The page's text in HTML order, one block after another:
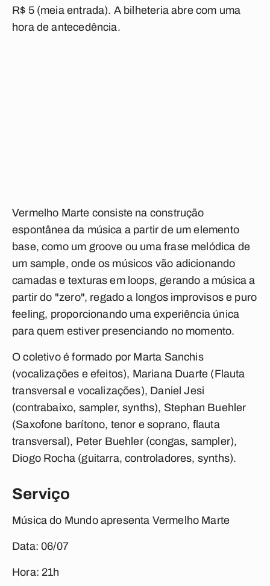
R$ 5 (meia entrada). A bilheteria abre com uma
hora de antecedência.
Vermelho Marte consiste na construção
espontânea da música a partir de um elemento
base, como um groove ou uma frase melódica de
um sample, onde os músicos vão adicionando
camadas e texturas em loops, gerando a música a
partir do "zero", regado a longos improvisos e puro
feeling, proporcionando uma experiência única
para quem estiver presenciando no momento.
O coletivo é formado por Marta Sanchis
(vocalizações e efeitos), Mariana Duarte (Flauta
transversal e vocalizações), Daniel Jesi
(contrabaixo, sampler, synths), Stephan Buehler
(Saxofone barítono, tenor e soprano, flauta
transversal), Peter Buehler (congas, sampler),
Diogo Rocha (guitarra, controladores, synths).
Serviço
Música do Mundo apresenta Vermelho Marte
Data: 06/07
Hora: 21h